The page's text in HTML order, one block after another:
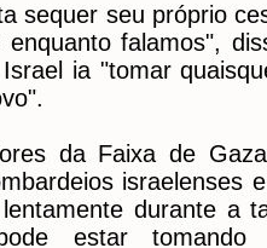
sequer seu próprio
falamos",
ia "tomar
da Faixa de
israelenses
durante a
estar tomando